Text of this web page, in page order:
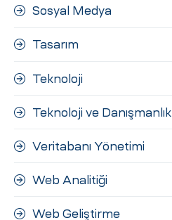
Sosyal Medya
Tasarım
Teknoloji
Teknoloji ve Danışmanlık
Veritabanı Yönetimi
Web Analitiği
Web Geliştirme